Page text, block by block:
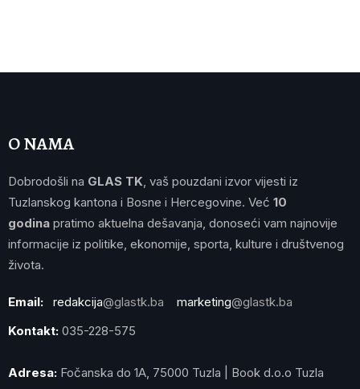
O NAMA
Dobrodošli na GLAS TK , vaš pouzdani izvor vijesti iz
Tuzlanskog kantona i Bosne i Hercegovine. Već 10
godina pratimo aktuelna dešavanja, donoseći vam najnovije
informacije iz politike, ekonomije, sporta, kulture i društvenog
života.
Email: redakcija@glastk.ba marketing@glastk.ba
Kontakt: 035-228-575
Adresa: Fočanska do 1A, 75000 Tuzla | Book d.o.o Tuzla